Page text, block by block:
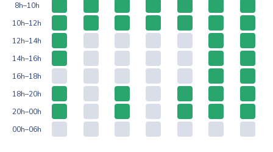
8h–10h
10h–12h
12h–14h
14h–16h
16h–18h
18h–20h
20h–00h
00h–06h